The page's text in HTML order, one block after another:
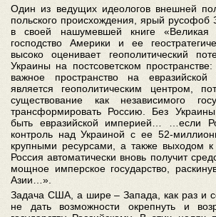
Один из ведущих идеологов внешней
польского происхождения, ярый русофоб
в своей нашумевшей книге «Великая
господство Америки и ее
высоко оценивает геополитический
Украины на постсоветском
важное пространство на евразийской
является геополитическим центром,
существование как независимого
трансформировать Россию. Без
быть евразийской империей… …если
контроль над Украиной с ее 52-
крупными ресурсами, а также выходом
Россия автоматически вновь получит
мощное имперское государство,
Азии…».
Задача США, а шире – Запада, как раз и
не дать возможности окрепнуть и